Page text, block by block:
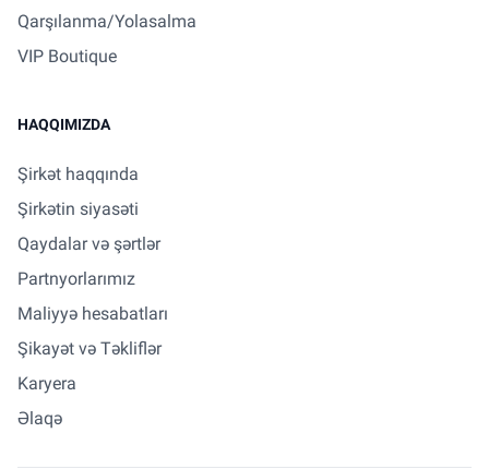
Qarşılanma/Yolasalma
VIP Boutique
HAQQIMIZDA
Şirkət haqqında
Şirkətin siyasəti
Qaydalar və şərtlər
Partnyorlarımız
Maliyyə hesabatları
Şikayət və Təkliflər
Karyera
Əlaqə